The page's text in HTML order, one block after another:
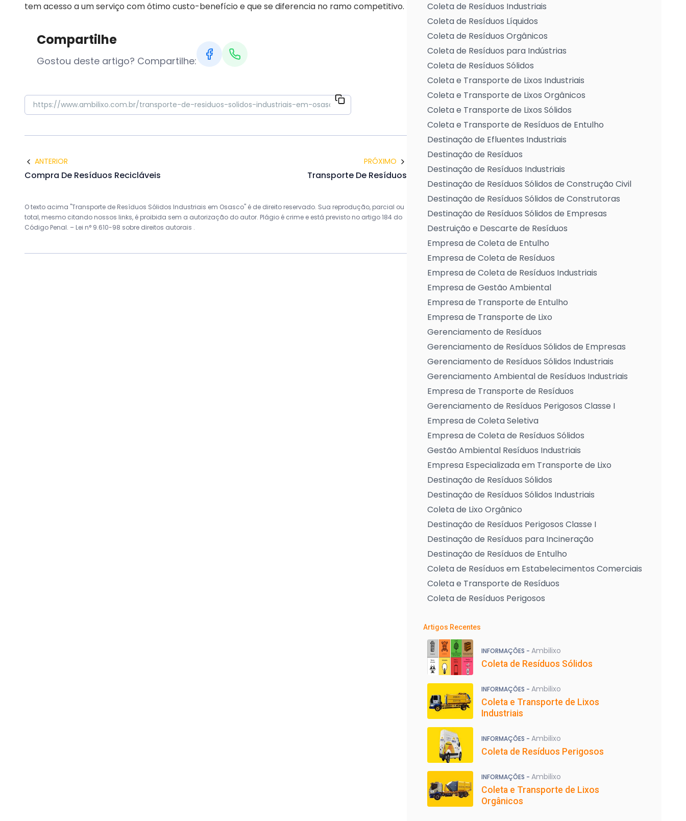
tem acesso a um serviço com ótimo custo-benefício e que se diferencia no ramo competitivo.
Compartilhe
Gostou deste artigo? Compartilhe:
ANTERIOR
Compra De Resíduos Recicláveis
PRÓXIMO
Transporte De Resíduos
O texto acima "Transporte de Resíduos Sólidos Industriais em Osasco" é de direito reservado. Sua reprodução, parcial ou
total, mesmo citando nossos links, é proibida sem a autorização do autor. Plágio é crime e está previsto no artigo 184 do
Código Penal. – Lei n° 9.610-98 sobre direitos autorais .
Coleta de Resíduos Industriais
Coleta de Resíduos Líquidos
Coleta de Resíduos Orgânicos
Coleta de Resíduos para Indústrias
Coleta de Resíduos Sólidos
Coleta e Transporte de Lixos Industriais
Coleta e Transporte de Lixos Orgânicos
Coleta e Transporte de Lixos Sólidos
Coleta e Transporte de Resíduos de Entulho
Destinação de Efluentes Industriais
Destinação de Resíduos
Destinação de Resíduos Industriais
Destinação de Resíduos Sólidos de Construção Civil
Destinação de Resíduos Sólidos de Construtoras
Destinação de Resíduos Sólidos de Empresas
Destruição e Descarte de Resíduos
Empresa de Coleta de Entulho
Empresa de Coleta de Resíduos
Empresa de Coleta de Resíduos Industriais
Empresa de Gestão Ambiental
Empresa de Transporte de Entulho
Empresa de Transporte de Lixo
Gerenciamento de Resíduos
Gerenciamento de Resíduos Sólidos de Empresas
Gerenciamento de Resíduos Sólidos Industriais
Gerenciamento Ambiental de Resíduos Industriais
Empresa de Transporte de Resíduos
Gerenciamento de Resíduos Perigosos Classe I
Empresa de Coleta Seletiva
Empresa de Coleta de Resíduos Sólidos
Gestão Ambiental Resíduos Industriais
Empresa Especializada em Transporte de Lixo
Destinação de Resíduos Sólidos
Destinação de Resíduos Sólidos Industriais
Coleta de Lixo Orgânico
Destinação de Resíduos Perigosos Classe I
Destinação de Resíduos para Incineração
Destinação de Resíduos de Entulho
Coleta de Resíduos em Estabelecimentos Comerciais
Coleta e Transporte de Resíduos
Coleta de Resíduos Perigosos
Artigos Recentes
INFORMAÇÕES - Ambilixo
Coleta de Resíduos Sólidos
INFORMAÇÕES - Ambilixo
Coleta e Transporte de Lixos
Industriais
INFORMAÇÕES - Ambilixo
Coleta de Resíduos Perigosos
INFORMAÇÕES - Ambilixo
Coleta e Transporte de Lixos
Orgânicos